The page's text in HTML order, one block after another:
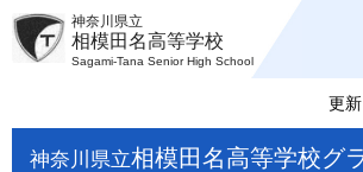
神奈川県立
相模田名高等学校
Sagami-Tana Senior High School
更
神奈川県立相模田名高等学校グ